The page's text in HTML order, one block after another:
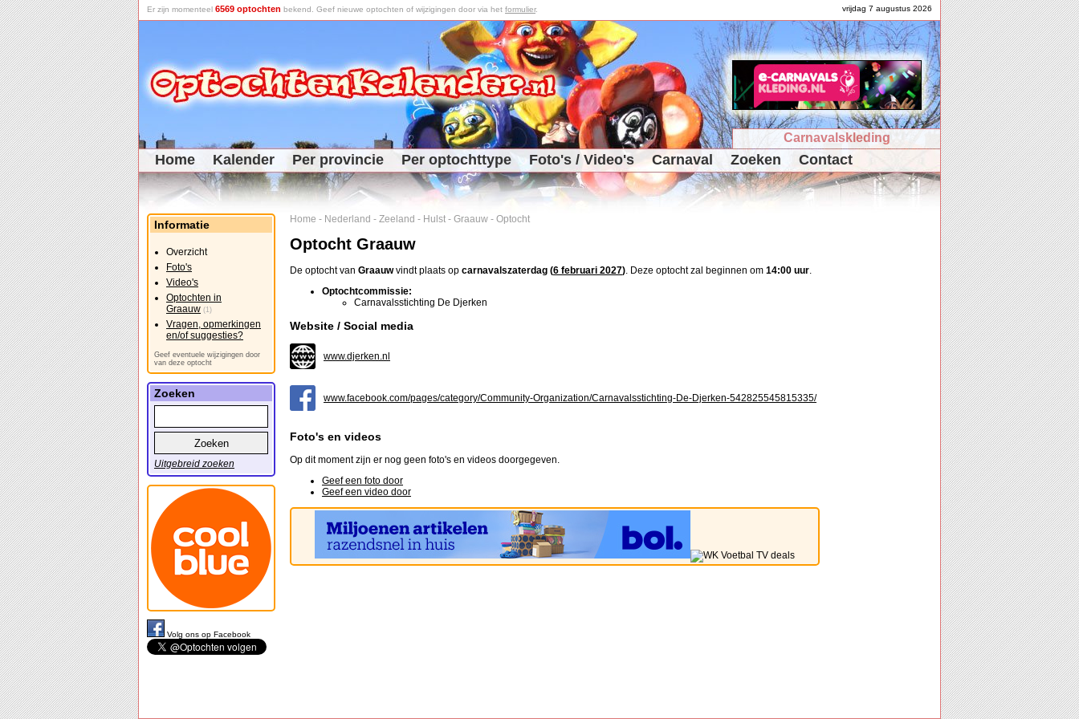
vrijdag 7 augustus 2026
Er zijn momenteel 6569 optochten bekend. Geef nieuwe optochten of wijzigingen door via het formulier.
Carnavalskleding
Home Kalender Per provincie Per optochttype Foto's / Video's Carnaval Zoeken Contact
Home - Nederland - Zeeland - Hulst - Graauw - Optocht
Optocht Graauw
De optocht van Graauwvindt plaats op carnavalszaterdag (6 februari 2027) . Deze optocht zal beginnen om 14:00 uur
Optochtcommissie:
Carnavalsstichting De Djerken
Website / Social media
www.djerken.nl
www.facebook.com/pages/category/Community-Organization/Carnavalsstichting-De-Djerken-542825545815335/
Foto's en videos
Op dit moment zijn er nog geen foto's en videos doorgegeven.
Geef een foto door
Geef een video door
Informatie
Overzicht
Foto's
Video's
Optochten in
Graauw (1)
Vragen, opmerkingen
en/of suggesties?
Geef eventuele wijzigingen door
van deze optocht
Zoeken
Uitgebreid zoeken
Volg ons op Facebook